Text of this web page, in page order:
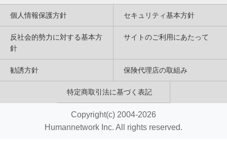
個人情報保護方針 セキュリティ基本方針
反社会的勢力に対する基本方
針
サイトのご利用にあたって
勧誘方針 保険代理店の取組み
特定商取引法に基づく表記
Copyright(c) 2004-2026
Humannetwork Inc. All rights reserved.